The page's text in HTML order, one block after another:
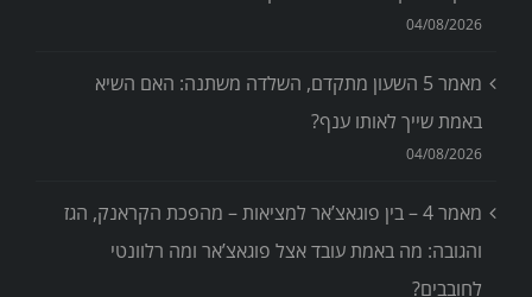
04/08/2026
מאמר 5 השעון מתקדם, השלדה משתנה: האם השיא
באמת שייך לאותו ענף?
04/08/2026
מאמר 4 – בין פוגאצ’אר למציאות – מהפכת הקראנק, הגז
והגובה: מה באמת עובד אצל פוגאצ’אר ומה רלוונטי
לחובבים?